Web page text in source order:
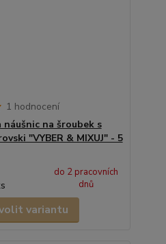
1 hodnocení
náušnic na šroubek s
"VYBER & MIXUJ" - 5
do 2 pracovních
dnů
variantu